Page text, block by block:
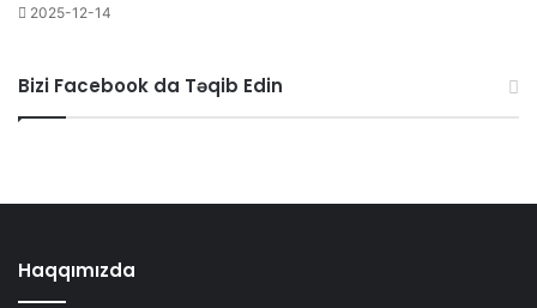
2025-12-14
Bizi Facebook da Təqib Edin
Haqqımızda